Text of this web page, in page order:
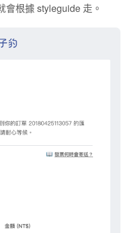
根據 styleguide 走。